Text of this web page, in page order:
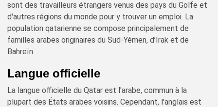
sont des travailleurs étrangers venus des pays du Golfe et
d'autres régions du monde pour y trouver un emploi. La
population qatarienne se compose principalement de
familles arabes originaires du Sud-Yémen, d’Irak et de
Bahreïn.
Langue officielle
La langue officielle du Qatar est l'arabe, commun à la
plupart des États arabes voisins. Cependant, l'anglais est